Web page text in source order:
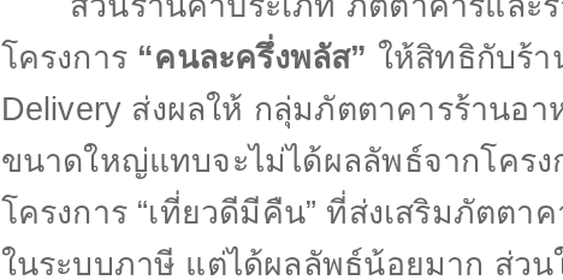
โครงการ “คนละครึ่งพลัส” ให้สิทธิกับร้า
Delivery ส่งผลให้ กลุ่มภัตตาคารร้านอา
ขนาดใหญ่แทบจะไม่ได้ผลลัพธ์จากโครง
โครงการ“เที่ยวดีมีคืน” ที่ส่งเสริมภัตตา
ในระบบภาษี แต่ได้ผลลัพธ์น้อยมาก ส่ว